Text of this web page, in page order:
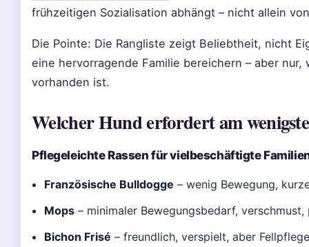
frühzeitigen Sozialisation abhängt – nicht allein
Die Pointe: Die Rangliste zeigt Beliebtheit, nicht
eine hervorragende Familie bereichern – aber
vorhanden ist.
Welcher Hund erfordert am
Pflegeleichte Rassen für vielbeschäftigte
Französische Bulldogge – wenig Bewegung,
Mops – minimaler Bewegungsbedarf,
Bichon Frisé – freundlich, verspielt, aber